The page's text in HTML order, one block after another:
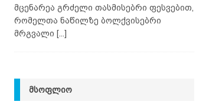
მცენარეა გრძელი თასმისებრი ფესვებით,
რომელთა ნაწილზე ბოლქვისებრი
მრგვალი [...]
ᲛᲡᲝᲤᲚᲘᲝ